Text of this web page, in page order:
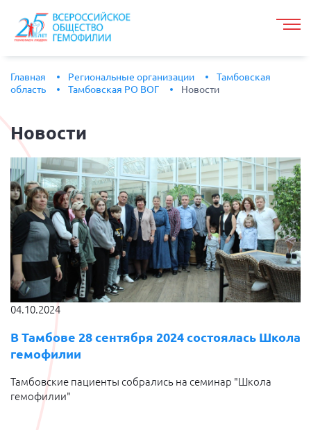
Главная Региональные организации
Тамбовская
область
Тамбовская РО ВОГ Новости
Новости
04.10.2024
В Тамбове 28 сентября 2024 состоялась Школа
гемофилии
Тамбовские пациенты собрались на семинар "Школа
гемофилии"